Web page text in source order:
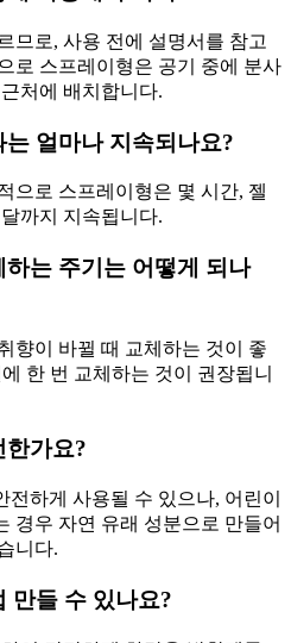
므로, 사용 전에 설명서를 참고
로 스프레이형은 공기 중에 분사
처에 배치합니다.
얼마나 지속되나요?
으로 스프레이형은 몇 시간, 젤
까지 지속됩니다.
는 주기는 어떻게 되나
향이 바뀔 때 교체하는 것이 좋
한 번 교체하는 것이 권장됩니
한가요?
하게 사용될 수 있으나, 어린이
경우 자연 유래 성분으로 만들어
니다.
만들 수 있나요?